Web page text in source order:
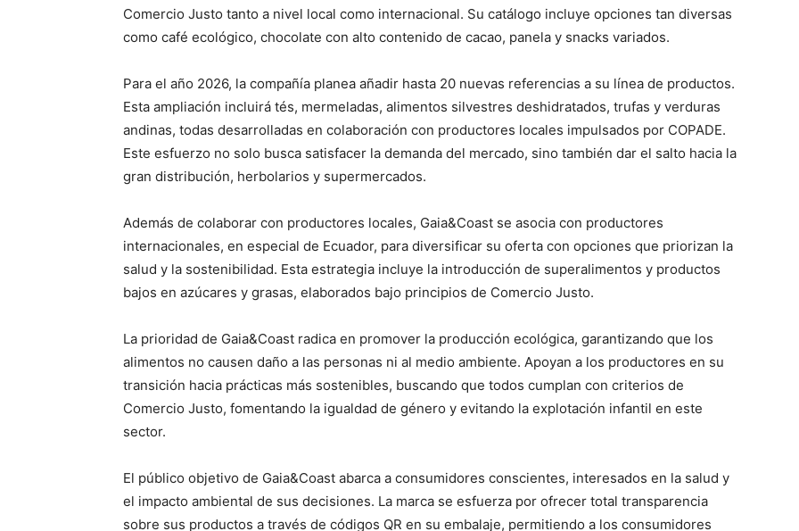
Comercio Justo tanto a nivel local como internacional. Su catálogo incluye opciones tan diversas
como café ecológico, chocolate con alto contenido de cacao, panela y snacks variados.
Para el año 2026, la compañía planea añadir hasta 20 nuevas referencias a su línea de productos.
Esta ampliación incluirá tés, mermeladas, alimentos silvestres deshidratados, trufas y verduras
andinas, todas desarrolladas en colaboración con productores locales impulsados por COPADE.
Este esfuerzo no solo busca satisfacer la demanda del mercado, sino también dar el salto hacia la
gran distribución, herbolarios y supermercados.
Además de colaborar con productores locales, Gaia&Coast se asocia con productores
internacionales, en especial de Ecuador, para diversificar su oferta con opciones que priorizan la
salud y la sostenibilidad. Esta estrategia incluye la introducción de superalimentos y productos
bajos en azúcares y grasas, elaborados bajo principios de Comercio Justo.
La prioridad de Gaia&Coast radica en promover la producción ecológica, garantizando que los
alimentos no causen daño a las personas ni al medio ambiente. Apoyan a los productores en su
transición hacia prácticas más sostenibles, buscando que todos cumplan con criterios de
Comercio Justo, fomentando la igualdad de género y evitando la explotación infantil en este
sector.
El público objetivo de Gaia&Coast abarca a consumidores conscientes, interesados en la salud y
el impacto ambiental de sus decisiones. La marca se esfuerza por ofrecer total transparencia
sobre sus productos a través de códigos QR en su embalaje, permitiendo a los consumidores